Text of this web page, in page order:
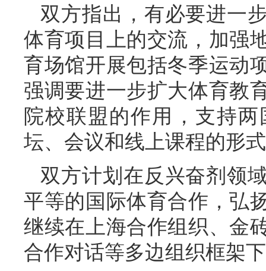
双方指出，有必要进一
体育项目上的交流，加强
育场馆开展包括冬季运动
强调要进一步扩大体育教
院校联盟的作用，支持
坛、会议和线上课程的形
双方计划在反兴奋剂领
平等的国际体育合作，弘
继续在上海合作组织、金
合作对话等多边组织框架